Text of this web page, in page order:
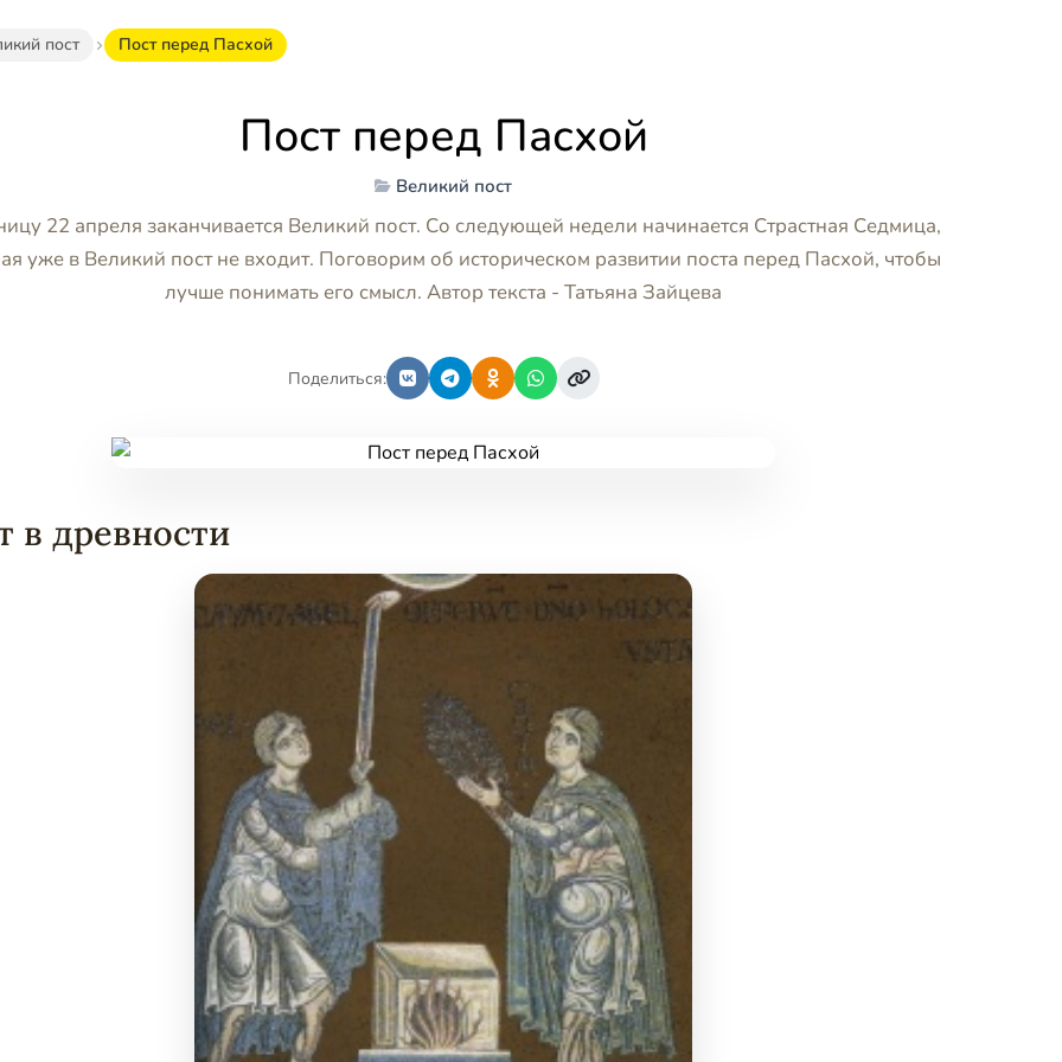
пост Пост перед Пасхой
Пост перед Пасхой
Великий пост
22 апреля заканчивается Великий пост. Со следующей недели начинается Страстная Седмица,
уже в Великий пост не входит. Поговорим об историческом развитии поста перед Пасхой, чтобы
лучше понимать его смысл. Автор текста - Татьяна Зайцева
Поделиться:
в древности